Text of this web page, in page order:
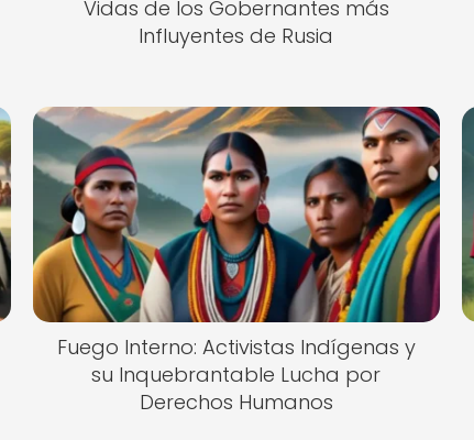
Vidas de los Gobernantes más
Influyentes de Rusia
Fuego Interno: Activistas Indígenas y
su Inquebrantable Lucha por
Derechos Humanos